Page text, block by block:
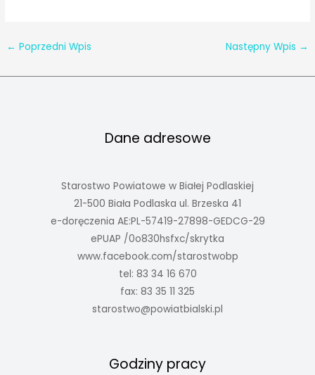
← Poprzedni Wpis Następny Wpis →
Dane adresowe
Starostwo Powiatowe w Białej Podlaskiej
21-500 Biała Podlaska ul. Brzeska 41
e-doręczenia AE:PL-57419-27898-GEDCG-29
ePUAP /0o830hsfxc/skrytka
www.facebook.com/starostwobp
tel: 83 34 16 670
fax: 83 35 11 325
starostwo@powiatbialski.pl
Godziny pracy